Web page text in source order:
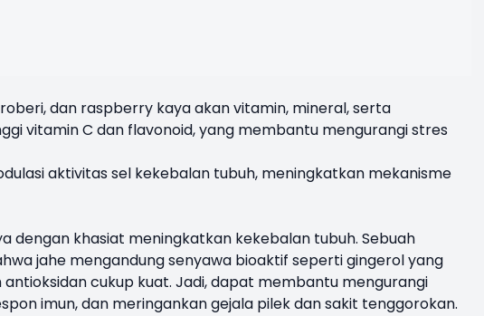
dan raspberry kaya akan vitamin, mineral, serta
vitamin C dan flavonoid, yang membantu mengurangi stres
aktivitas sel kekebalan tubuh, meningkatkan mekanisme
dengan khasiat meningkatkan kekebalan tubuh. Sebuah
jahe mengandung senyawa bioaktif seperti gingerol yang
cukup kuat. Jadi, dapat membantu mengurangi
imun, dan meringankan gejala pilek dan sakit tenggorokan.